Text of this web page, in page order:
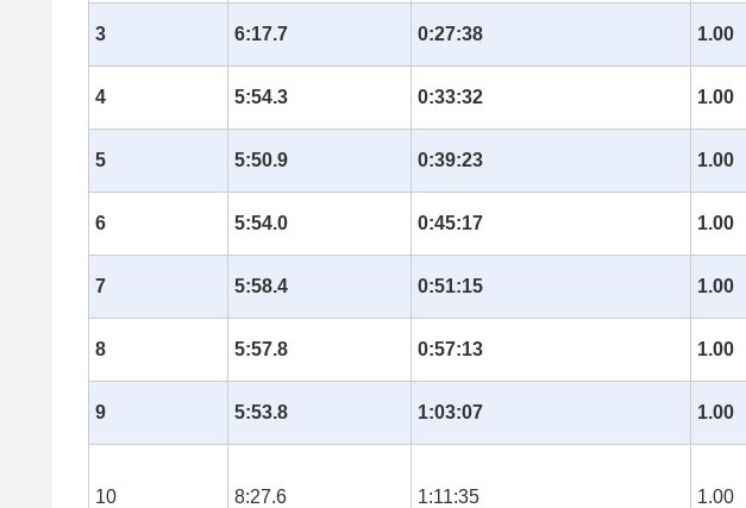
3 6:17.7 0:27:38 1.00
4 5:54.3 0:33:32 1.00
5 5:50.9 0:39:23 1.00
6 5:54.0 0:45:17 1.00
7 5:58.4 0:51:15 1.00
8 5:57.8 0:57:13 1.00
9 5:53.8 1:03:07 1.00
10 8:27.6 1:11:35 1.00